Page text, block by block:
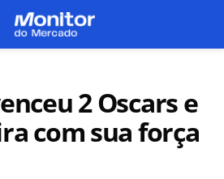
2 Oscars e
com sua força